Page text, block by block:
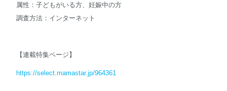
属性：子どもがいる方、妊娠中の方
調査方法：インターネット
【連載特集ページ】
https://select.mamastar.jp/964361